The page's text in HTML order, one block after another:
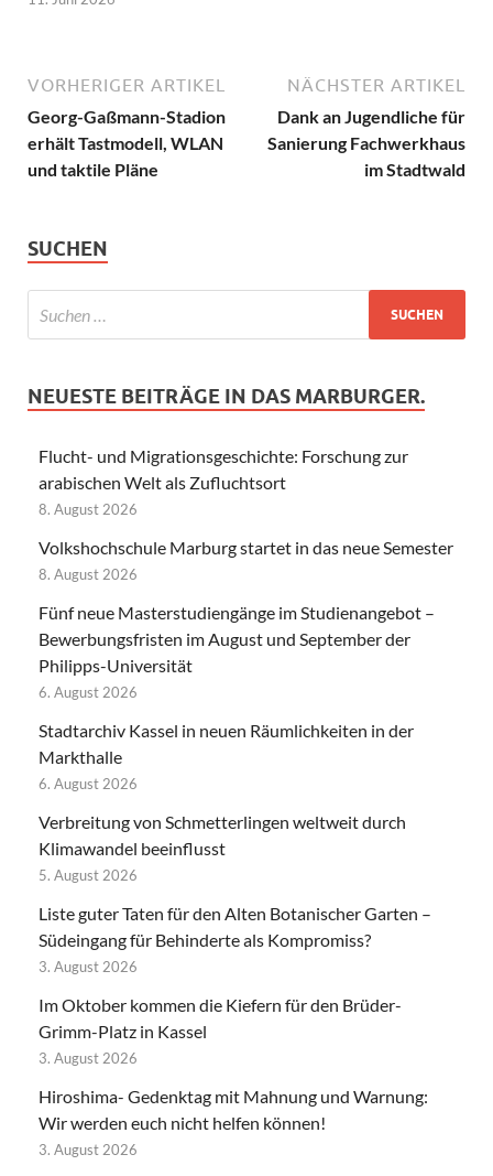
VORHERIGER ARTIKEL
Georg-Gaßmann-Stadion
erhält Tastmodell, WLAN
und taktile Pläne
NÄCHSTER ARTIKEL
Dank an Jugendliche für
Sanierung Fachwerkhaus
im Stadtwald
SUCHEN
NEUESTE BEITRÄGE IN DAS MARBURGER.
Flucht- und Migrationsgeschichte: Forschung zur
arabischen Welt als Zufluchtsort
8. August 2026
Volkshochschule Marburg startet in das neue Semester
8. August 2026
Fünf neue Masterstudiengänge im Studienangebot –
Bewerbungsfristen im August und September der
Philipps-Universität
6. August 2026
Stadtarchiv Kassel in neuen Räumlichkeiten in der
Markthalle
6. August 2026
Verbreitung von Schmetterlingen weltweit durch
Klimawandel beeinflusst
5. August 2026
Liste guter Taten für den Alten Botanischer Garten –
Südeingang für Behinderte als Kompromiss?
3. August 2026
Im Oktober kommen die Kiefern für den Brüder-
Grimm-Platz in Kassel
3. August 2026
Hiroshima- Gedenktag mit Mahnung und Warnung:
Wir werden euch nicht helfen können!
3. August 2026